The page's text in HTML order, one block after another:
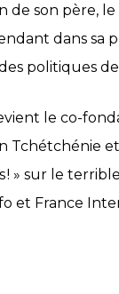
de son père,
dans sa
politiques de
le co-
Tchétchénie
» sur le
et France